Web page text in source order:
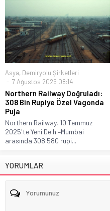
Asya, Demiryolu Şirketleri
7 Ağustos 2026 08:14
Northern Railway Doğruladı:
308 Bin Rupiye Özel Vagonda
Puja
Northern Railway, 10 Temmuz
2025'te Yeni Delhi–Mumbai
arasında 308.580 rupi...
YORUMLAR